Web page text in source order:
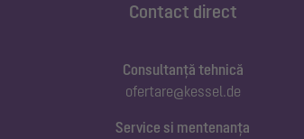
Contact direct
Consultanță tehnică
ofertare@kessel.de
Service si mentenanța